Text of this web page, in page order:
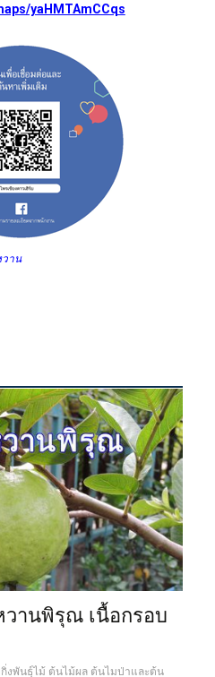
yaHMTAmCCqs
วาน
านพิรุณ เนื้อกรอบ
งพันธุ์ไม้ ต้นไม้ผล ต้นไมป่าและต้น